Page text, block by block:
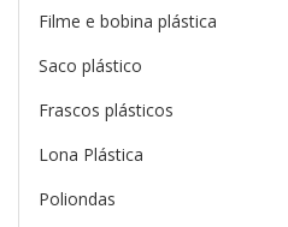
Filme e bobina plástica
Saco plástico
Frascos plásticos
Lona Plástica
Poliondas